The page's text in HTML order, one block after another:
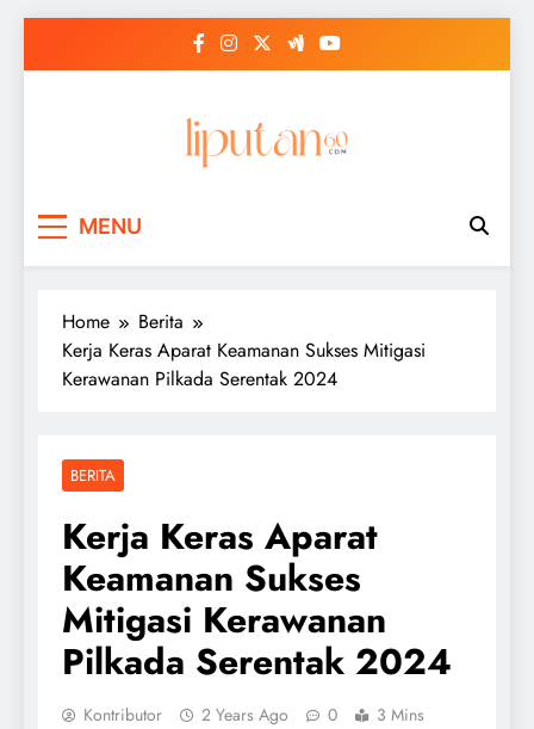
MENU
Home
Berita
Kerja Keras Aparat Keamanan Sukses Mitigasi
Kerawanan Pilkada Serentak 2024
BERITA
Kerja Keras Aparat
Keamanan Sukses
Mitigasi Kerawanan
Pilkada Serentak 2024
Kontributor 2 Years Ago 0 3 Mins